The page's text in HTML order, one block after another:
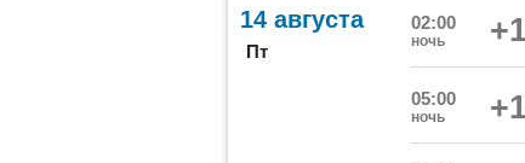
14 августа
Пт
02:00
ночь
05:00
ночь